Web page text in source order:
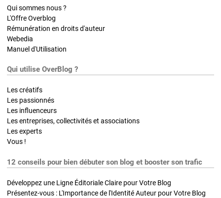
Qui sommes nous ?
L'Offre Overblog
Rémunération en droits d'auteur
Webedia
Manuel d'Utilisation
Qui utilise OverBlog ?
Les créatifs
Les passionnés
Les influenceurs
Les entreprises, collectivités et associations
Les experts
Vous !
12 conseils pour bien débuter son blog et booster son trafic
Développez une Ligne Éditoriale Claire pour Votre Blog
Présentez-vous : L'Importance de l'Identité Auteur pour Votre Blog